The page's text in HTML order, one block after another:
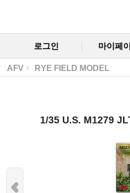
로그인 마이페
AFV RYE FIELD MODEL
1/35 U.S. M1279